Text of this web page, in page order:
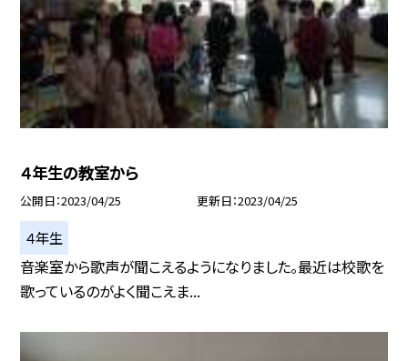
４年生の教室から
公開日 2023/04/25 更新日 2023/04/25
４年生
音楽室から歌声が聞こえるようになりました。最近は校歌を
歌っているのがよく聞こえま...